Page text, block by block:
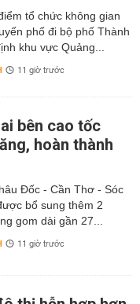
tổ chức không gian
phố đi bộ phố Thành
khu vực Quảng...
11 giờ trước
bên cao tốc
hoàn thành
Đốc - Cần Thơ - Sóc
bổ sung thêm 2
gom dài gần 27...
11 giờ trước